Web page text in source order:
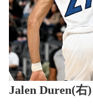
Jalen Duren(右